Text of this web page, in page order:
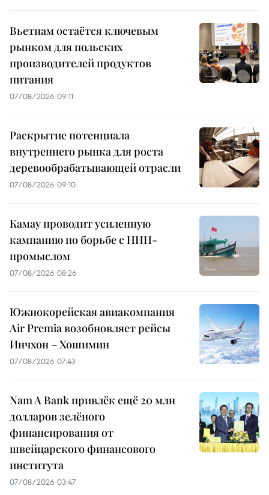
Вьетнам остаётся ключевым
рынком для польских
производителей продуктов
питания
07/08/2026 09:11
Раскрытие потенциала
внутреннего рынка для роста
деревообрабатывающей отрасли
07/08/2026 09:10
Камау проводит усиленную
кампанию по борьбе с ННН-
промыслом
07/08/2026 08:26
Южнокорейская авиакомпания
Air Premia возобновляет рейсы
Инчхон – Хошимин
07/08/2026 07:43
Nam A Bank привлёк ещё 20 млн
долларов зелёного
финансирования от
швейцарского финансового
института
07/08/2026 03:47